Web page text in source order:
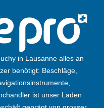
in Lausanne alles an
benötigt: Beschläge,
ist unser Laden